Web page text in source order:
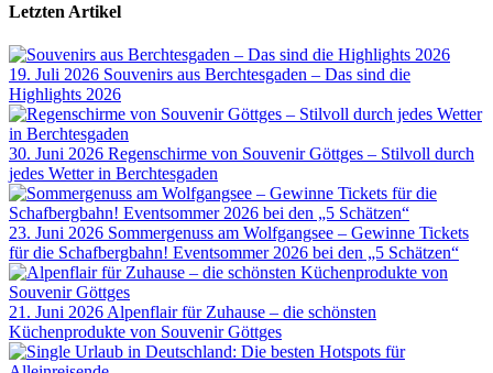
Letzten Artikel
19. Juli 2026 Souvenirs aus Berchtesgaden – Das sind die
Highlights 2026
30. Juni 2026 Regenschirme von Souvenir Göttges – Stilvoll durch
jedes Wetter in Berchtesgaden
23. Juni 2026 Sommergenuss am Wolfgangsee – Gewinne Tickets
für die Schafbergbahn! Eventsommer 2026 bei den „5 Schätzen“
21. Juni 2026 Alpenflair für Zuhause – die schönsten
Küchenprodukte von Souvenir Göttges